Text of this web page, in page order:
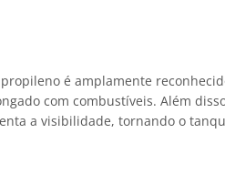
é amplamente
com combustíveis. Além
a visibilidade, tornando o